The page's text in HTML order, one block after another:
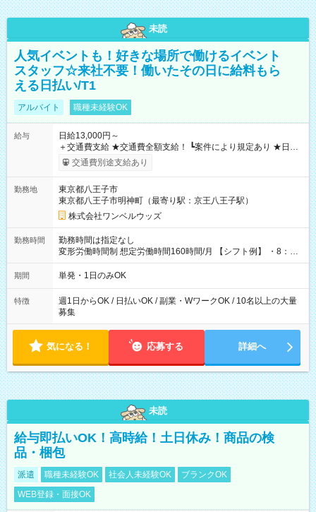
未読
人気イベントも！好きな場所で働けるイベント
スタッフ☆来社不要！働いたその日に給料もら
える日払い/T1
アルバイト 職種未経験OK
給与
日給13,000円～
＋交通費支給 ★交通費全額支給！ ┗案件により規定あり ★日払
いOK！（規定あり） ┗働いたその日に現金GET♪ お仕事後はコ
ンビニATMから 日払い分を引き落とせます！ 【試用期間】試
交通費別途支給あり
勤務地
東京都八王子市
東京都八王子市明神町（最寄り駅：京王八王子駅）
株式会社ワンベルウッズ
勤務時間
勤務時間は指定なし
変形労働時間制 想定労働時間160時間/月 【シフト例】 ・8：00
～21：00
期間 単発・1日のみOK
特徴
週1日からOK / 日払いOK / 副業・WワークOK / 10名以上の大量
募集
気になる！ 応募する 詳細へ
未読
給与即払いOK！高時給！土日休み！商品の検
品・梱包
派遣 職種未経験OK 社会人未経験OK
ブランクOK
WEB登録・面接OK